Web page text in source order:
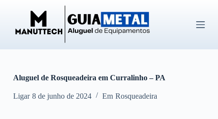
Aluguel de Rosqueadeira em Curralinho – PA
Ligar 8 de junho de 2024 Em Rosqueadeira